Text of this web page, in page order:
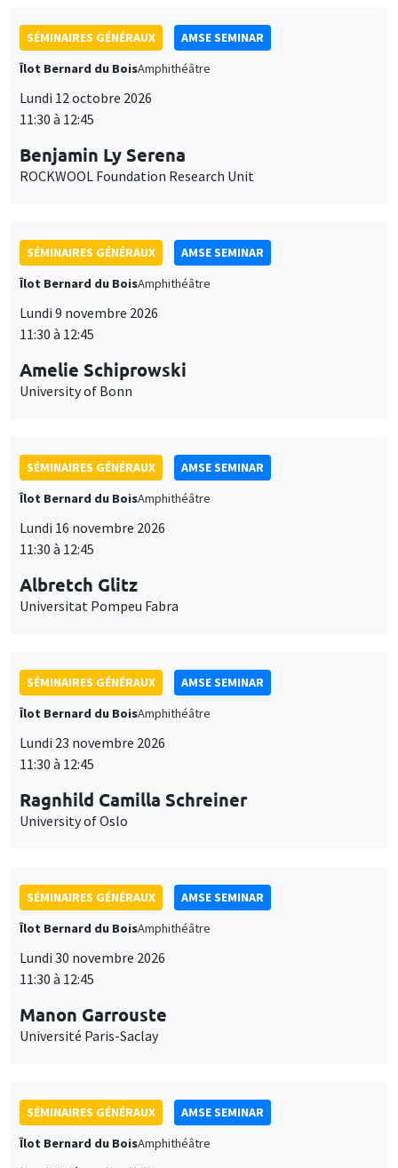
SÉMINAIRES GÉNÉRAUX
AMSE SEMINAR
Îlot Bernard du BoisAmphithéâtre
Lundi 12 octobre 2026
11:30 à 12:45
Benjamin Ly Serena
ROCKWOOL Foundation Research Unit
SÉMINAIRES GÉNÉRAUX
AMSE SEMINAR
Îlot Bernard du BoisAmphithéâtre
Lundi 9 novembre 2026
11:30 à 12:45
Amelie Schiprowski
University of Bonn
SÉMINAIRES GÉNÉRAUX
AMSE SEMINAR
Îlot Bernard du BoisAmphithéâtre
Lundi 16 novembre 2026
11:30 à 12:45
Albretch Glitz
Universitat Pompeu Fabra
SÉMINAIRES GÉNÉRAUX
AMSE SEMINAR
Îlot Bernard du BoisAmphithéâtre
Lundi 23 novembre 2026
11:30 à 12:45
Ragnhild Camilla Schreiner
University of Oslo
SÉMINAIRES GÉNÉRAUX
AMSE SEMINAR
Îlot Bernard du BoisAmphithéâtre
Lundi 30 novembre 2026
11:30 à 12:45
Manon Garrouste
Université Paris-Saclay
SÉMINAIRES GÉNÉRAUX
AMSE SEMINAR
Îlot Bernard du BoisAmphithéâtre